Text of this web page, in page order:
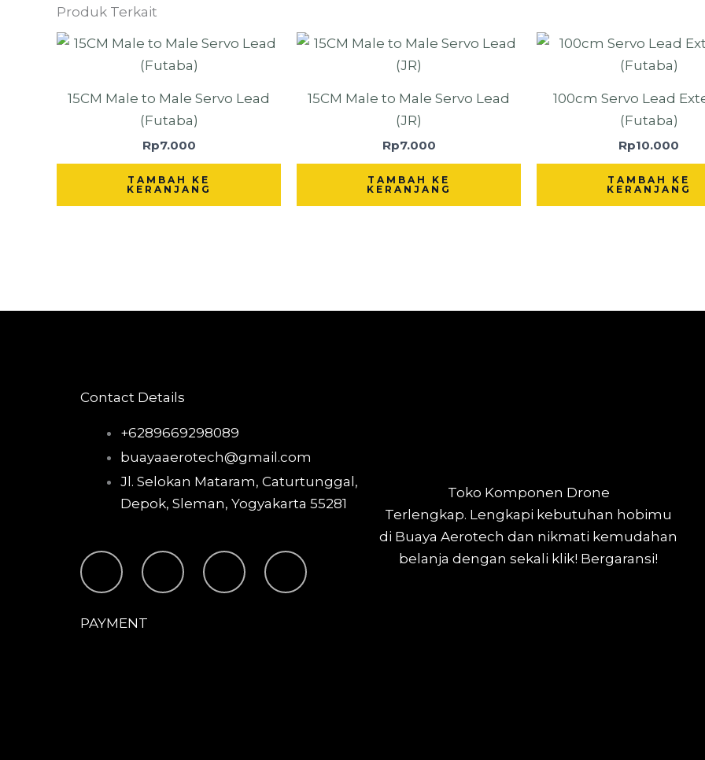
Produk Terkait
15CM Male to Male Servo Lead
(Futaba)
Rp7.000
TAMBAH KE
KERANJANG
15CM Male to Male Servo Lead
(JR)
Rp7.000
TAMBAH KE
KERANJANG
100cm Servo Lead
(Futaba)
Rp10.000
TAMBAH KE
KERANJANG
Contact Details
+6289669298089
buayaaerotech@gmail.com
Jl. Selokan Mataram, Caturtunggal,
Depok, Sleman, Yogyakarta 55281
T
i
I
n
F
a
Y
o
PAYMENT
Toko Komponen Drone
Terlengkap. Lengkapi kebutuhan hobimu
di Buaya Aerotech dan nikmati kemudahan
belanja dengan sekali klik! Bergaransi!